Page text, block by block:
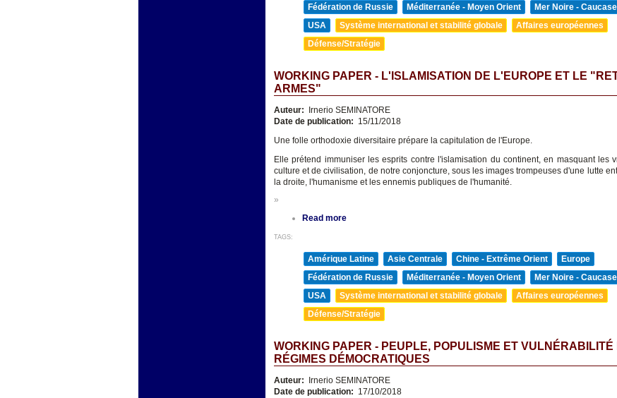
Fédération de Russie
Méditerranée - Moyen Orient
Mer Noire -
USA
Système international et stabilité globale
Affaires européennes
Défense/Stratégie
WORKING PAPER - L'ISLAMISATION DE L'EUROPE ET LE
ARMES"
Auteur:
Irnerio SEMINATORE
Date de publication: 15/11/2018
Une folle orthodoxie diversitaire prépare la capitulation de l'Europe.
Elle prétend immuniser les esprits contre l'islamisation du continent, en masquant les
culture et de civilisation, de notre conjoncture, sous les images trompeuses d'une lutte
la droite, l'humanisme et les ennemis publiques de l'humanité.
»
Read more
TAGS:
Amérique Latine Asie Centrale Chine - Extrême Orient
Europe
Fédération de Russie
Méditerranée - Moyen Orient
Mer Noire -
USA
Système international et stabilité globale
Affaires européennes
Défense/Stratégie
WORKING PAPER - PEUPLE, POPULISME ET VULNÉRABILITÉ
RÉGIMES DÉMOCRATIQUES
Auteur:
Irnerio SEMINATORE
Date de publication: 17/10/2018